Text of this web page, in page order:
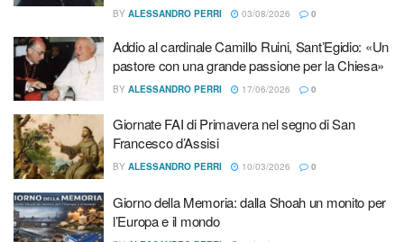
BY ALESSANDRO PERRI 03/08/2026 0
Addio al cardinale Camillo Ruini, Sant’Egidio: «Un
pastore con una grande passione per la Chiesa»
BY ALESSANDRO PERRI 17/06/2026 0
Giornate FAI di Primavera nel segno di San
Francesco d’Assisi
BY ALESSANDRO PERRI 10/03/2026 0
Giorno della Memoria: dalla Shoah un monito per
l’Europa e il mondo